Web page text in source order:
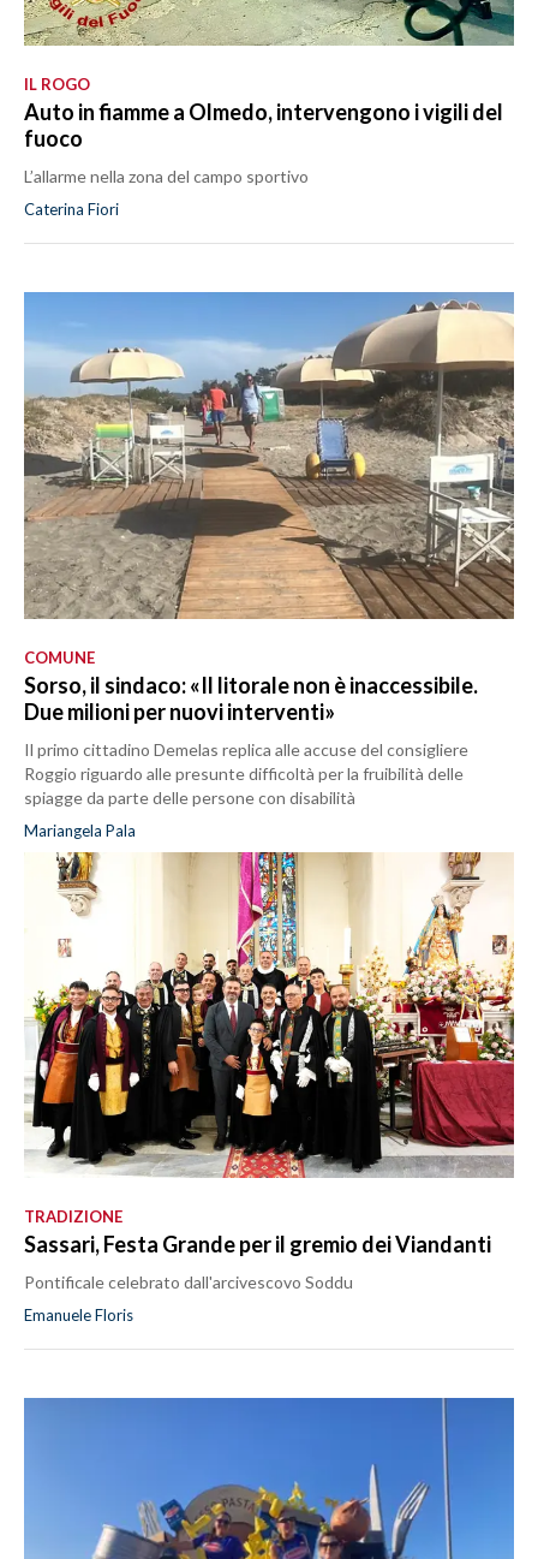
IL ROGO
Auto in fiamme a Olmedo, intervengono i vigili del
fuoco
L’allarme nella zona del campo sportivo
Caterina Fiori
COMUNE
Sorso, il sindaco: «Il litorale non è inaccessibile.
Due milioni per nuovi interventi»
Il primo cittadino Demelas replica alle accuse del consigliere
Roggio riguardo alle presunte difficoltà per la fruibilità delle
spiagge da parte delle persone con disabilità
Mariangela Pala
TRADIZIONE
Sassari, Festa Grande per il gremio dei Viandanti
Pontificale celebrato dall'arcivescovo Soddu
Emanuele Floris